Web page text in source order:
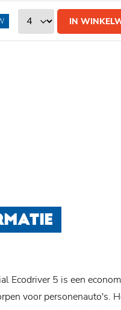
IN
Ecodriver 5 is een
voor personenauto's.